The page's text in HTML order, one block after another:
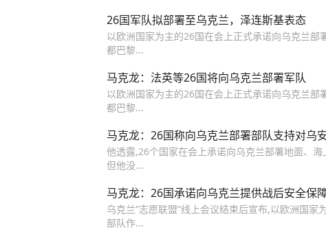
26国军队拟部署至乌克兰，泽连斯基表态
以欧洲国家为主的26国在会上正式承诺向乌克兰部
都巴黎...
马克龙：法英等26国将向乌克兰部署军队
以欧洲国家为主的26国在会上正式承诺向乌克兰部
都巴黎...
马克龙：26国称向乌克兰部署部队支持对乌
他透露,26个国家在会上承诺向乌克兰部署地面、海
但他没...
马克龙：26国承诺向乌克兰提供战后安全保
乌克兰“志愿联盟”线上会议结束后宣布,以欧洲国
部队作...